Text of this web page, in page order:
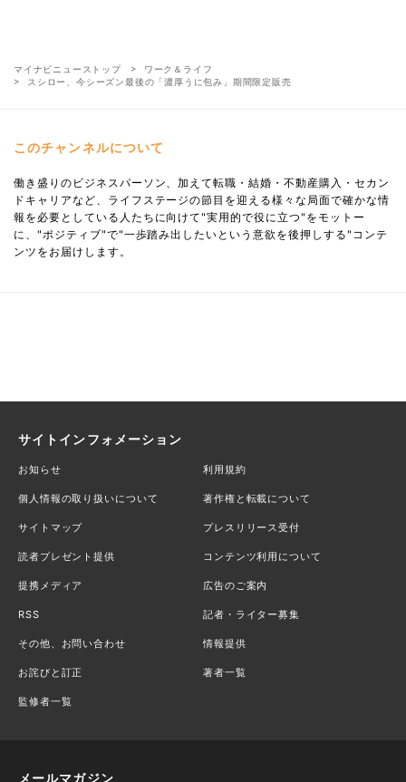
マイナビニューストップ
ワーク＆ライフ
スシロー、今シーズン最後の「濃厚うに包み」期間限定販売
このチャンネルについて
働き盛りのビジネスパーソン、加えて転職・結婚・不動産購入・セカン
ドキャリアなど、ライフステージの節目を迎える様々な局面で確かな情
報を必要としている人たちに向けて"実用的で役に立つ"をモットー
に、"ポジティブ"で"一歩踏み出したいという意欲を後押しする"コンテ
ンツをお届けします。
サイトインフォメーション
お知らせ 利用規約
個人情報の取り扱いについて 著作権と転載について
サイトマップ プレスリリース受付
読者プレゼント提供 コンテンツ利用について
提携メディア 広告のご案内
RSS 記者・ライター募集
その他、お問い合わせ 情報提供
お詫びと訂正 著者一覧
監修者一覧
メールマガジン